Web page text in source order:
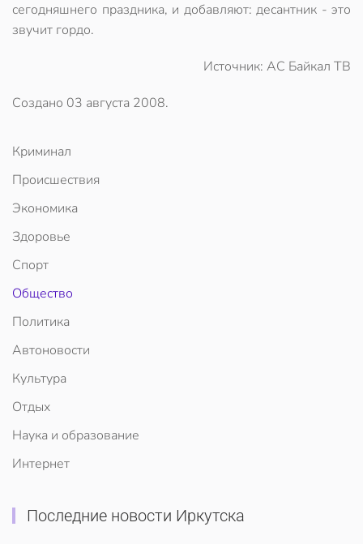
сегодняшнего праздника, и добавляют: десантник - это
звучит гордо.
Источник: АС Байкал ТВ
Создано 03 августа 2008.
Криминал
Происшествия
Экономика
Здоровье
Спорт
Общество
Политика
Автоновости
Культура
Отдых
Наука и образование
Интернет
Последние новости Иркутска